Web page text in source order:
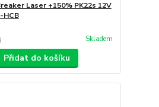
Laser +150% PK22s 12V
HCB
Skladem
Přidat do košíku